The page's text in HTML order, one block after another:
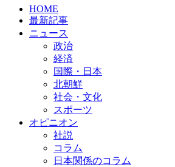
HOME
最新記事
ニュース
政治
経済
国際・日本
北朝鮮
社会・文化
スポーツ
オピニオン
社説
コラム
日本関係のコラム